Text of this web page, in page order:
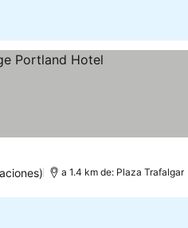
a 1.4 km de: Plaza Trafalgar